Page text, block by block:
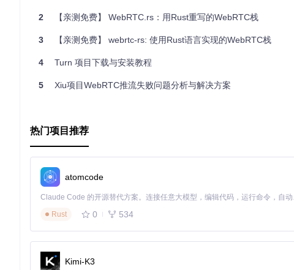
[authentication]
= "static"
users = [
    { username =
, password = "pass1" },
    { username =
"user2", password =
]
[logging]
配置文件包含了服务器的基本设置、认证信息和日志级别等。在启动
以上是turn-rs
2 【亲测免费】 WebRTC.rs：用Rust重写的WebRTC栈
3 【亲测免费】 webrtc-rs: 使用Rust语言实现的WebRTC栈
4 Turn 项目下载与安装教程
5 Xiu项目WebRTC推流失败问题分析与解决方案
热门项目推荐
atomcode
Claude Code 的开源替代方
Rust
0 534
Kimi-K3